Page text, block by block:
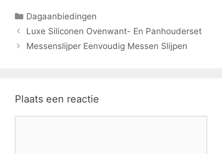
Categorieën
Dagaanbiedingen
Luxe Siliconen Ovenwant- En Panhouderset
Messenslijper Eenvoudig Messen Slijpen
Plaats een reactie